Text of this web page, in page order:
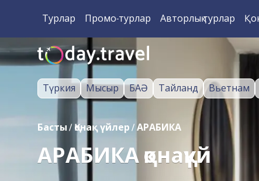
Турлар Промо-турлар Авторлық турлар
Түркия Мысыр БАӘ Тайланд Вьетнам
Басты / Қонақ үйлер / АРАБИКА
АРАБИКА қонақүй